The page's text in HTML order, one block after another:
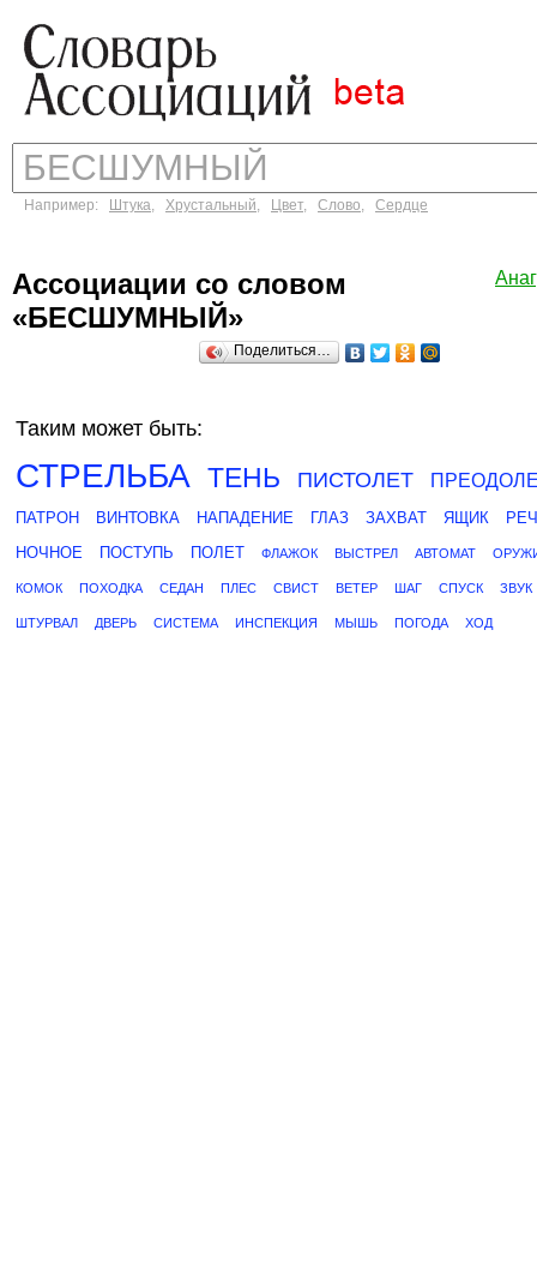
Например: Штука, Хрустальный, Цвет, Слово, Сердце
Ассоциации со словом
«БЕСШУМНЫЙ»
Поделиться…
Таким может быть:
СТРЕЛЬБА ТЕНЬ ПИСТОЛЕТ
ПАТРОН ВИНТОВКА НАПАДЕНИЕ ГЛАЗ ЗАХВАТ ЯЩИК
НОЧНОЕ
ПОСТУПЬ ПОЛЕТ ФЛАЖОК ВЫСТРЕЛ АВТОМАТ
КОМОК ПОХОДКА СЕДАН ПЛЕС СВИСТ ВЕТЕР ШАГ СПУСК ЗВУК
ШТУРВАЛ ДВЕРЬ СИСТЕМА ИНСПЕКЦИЯ МЫШЬ ПОГОДА ХОД